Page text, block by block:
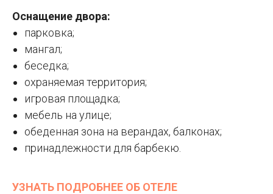
Оснащение двора:
парковка;
мангал;
беседка;
охраняемая территория;
игровая площадка;
мебель на улице;
обеденная зона на верандах, балконах;
принадлежности для барбекю.
УЗНАТЬ ПОДРОБНЕЕ ОБ ОТЕЛЕ